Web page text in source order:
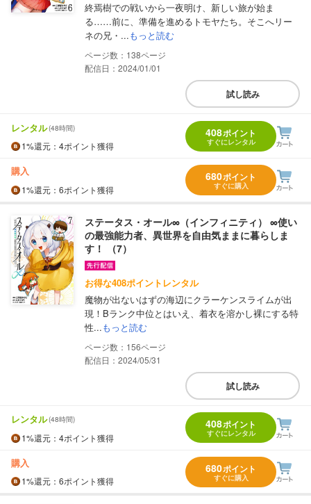
終焉樹での戦いから一夜明け、新しい旅が始ま
る……前に、準備を進めるトモヤたち。そこへリー
ネの兄・...もっと読む
138
配信日：2024/01/01
試し読み
レンタル(48時間)
1%還元 ：4ポイント獲得
408ポイント
すぐにレンタル
購入
1%還元 ：6ポイント獲得
680ポイント
すぐに購入
ステータス・オール∞（インフィニティ） ∞使い
の最強能力者、異世界を自由気ままに暮らしま
す！ （7）
お得な408ポイントレンタル
魔物が出ないはずの海辺にクラーケンスライムが出
現！Bランク中位とはいえ、着衣を溶かし裸にする特
性...もっと読む
156
配信日：2024/05/31
試し読み
レンタル(48時間)
1%還元 ：4ポイント獲得
408ポイント
すぐにレンタル
購入
1%還元 ：6ポイント獲得
680ポイント
すぐに購入